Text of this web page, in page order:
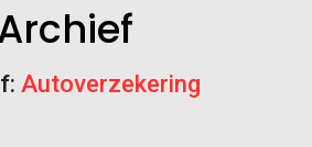
Autoverzekering